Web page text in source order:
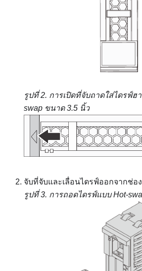
รูปที่ 2. การเปิดที่จับถาดใส่ไดรฟ์ฮ
swap ขนาด 3.5 นิ้ว
จับที่จับและเลื่อนไดรฟ์ออกจากช่อ
รูปที่ 3. การถอดไดรฟ์แบบ Hot-